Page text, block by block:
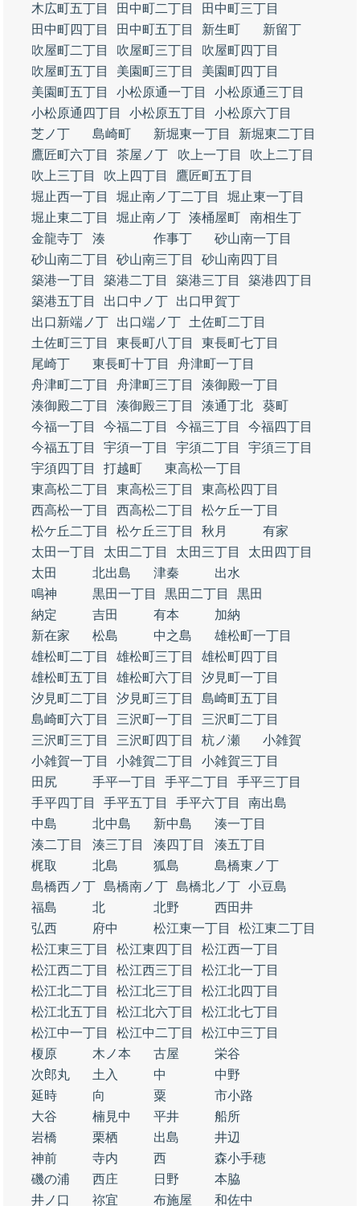
木広町五丁目
田中町二丁目
田中町三丁目
田中町四丁目
田中町五丁目 新生町
新留丁
吹屋町二丁目
吹屋町三丁目
吹屋町四丁目
吹屋町五丁目
美園町三丁目
美園町四丁目
美園町五丁目
小松原通一丁目
小松原通三丁目
小松原通四丁目
小松原五丁目
小松原六丁目
芝ノ丁
島崎町 新堀東一丁目
新堀東二丁目
鷹匠町六丁目
茶屋ノ丁 吹上一丁目
吹上二丁目
吹上三丁目
吹上四丁目
鷹匠町五丁目
堀止西一丁目
堀止南ノ丁二丁目
堀止東一丁目
堀止東二丁目
堀止南ノ丁 湊桶屋町
南相生丁
金龍寺丁
湊 作事丁
砂山南一丁目
砂山南二丁目
砂山南三丁目
砂山南四丁目
築港一丁目
築港二丁目 築港三丁目
築港四丁目
築港五丁目
出口中ノ丁
出口甲賀丁
出口新端ノ丁
出口端ノ丁
土佐町二丁目
土佐町三丁目
東長町八丁目
東長町七丁目
尾崎丁
東長町十丁目
舟津町一丁目
舟津町二丁目
舟津町三丁目
湊御殿一丁目
湊御殿二丁目
湊御殿三丁目 湊通丁北
葵町
今福一丁目
今福二丁目 今福三丁目
今福四丁目
今福五丁目
宇須一丁目 宇須二丁目
宇須三丁目
宇須四丁目
打越町
東高松一丁目
東高松二丁目
東高松三丁目
東高松四丁目
西高松一丁目
西高松二丁目
松ケ丘一丁目
松ケ丘二丁目
松ケ丘三丁目 秋月
有家
太田一丁目
太田二丁目 太田三丁目
太田四丁目
太田
北出島 津秦
出水
鳴神
黒田一丁目 黒田二丁目
黒田
納定
吉田 有本
加納
新在家
松島 中之島
雄松町一丁目
雄松町二丁目
雄松町三丁目
雄松町四丁目
雄松町五丁目
雄松町六丁目
汐見町一丁目
汐見町二丁目
汐見町三丁目
島崎町五丁目
島崎町六丁目
三沢町一丁目
三沢町二丁目
三沢町三丁目
三沢町四丁目 杭ノ瀬
小雑賀
小雑賀一丁目
小雑賀二丁目
小雑賀三丁目
田尻
手平一丁目 手平二丁目
手平三丁目
手平四丁目
手平五丁目 手平六丁目
南出島
中島
北中島 新中島
湊一丁目
湊二丁目
湊三丁目 湊四丁目
湊五丁目
梶取
北島 狐島
島橋東ノ丁
島橋西ノ丁 島橋南ノ丁 島橋北ノ丁 小豆島
福島
北 北野
西田井
弘西
府中 松江東一丁目
松江東二丁目
松江東三丁目
松江東四丁目
松江西一丁目
松江西二丁目
松江西三丁目
松江北一丁目
松江北二丁目
松江北三丁目
松江北四丁目
松江北五丁目
松江北六丁目
松江北七丁目
松江中一丁目
松江中二丁目
松江中三丁目
榎原
木ノ本 古屋
栄谷
次郎丸
土入 中
中野
延時
向 粟
市小路
大谷
楠見中 平井
船所
岩橋
栗栖 出島
井辺
神前
寺内 西
森小手穂
磯の浦
西庄 日野
本脇
井ノ口
祢宜 布施屋
和佐中